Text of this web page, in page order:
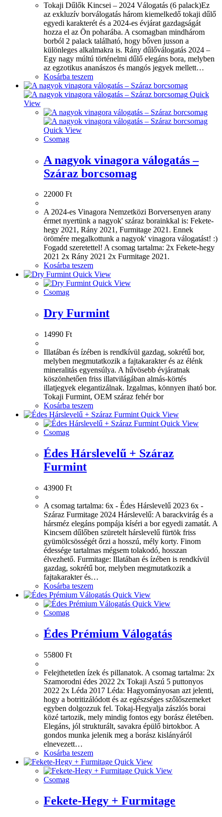
Tokaji Dűlők Kincsei – 2024 Válogatás (6 palack)Ez
az exkluzív borválogatás három kiemelkedő tokaji dűlő
egyedi karakterét és a 2024-es évjárat gazdagságát
hozza el az Ön poharába. A csomagban mindhárom
borból 2 palack található, hogy bőven jusson a
különleges alkalmakra is. Rány dűlőválogatás 2024 –
Egy nagy múltú történelmi dűlő elegáns bora, melyben
az egzotikus ananászos és mangós jegyek mellett…
Kosárba teszem
Quick
View
Quick View
Csomag
A nagyok vinagora válogatás –
Száraz borcsomag
22000 Ft
A 2024-es Vinagora Nemzetközi Borversenyen arany
érmet nyertünk a nagyok' száraz borainkkal is: Fekete-
hegy 2021, Rány 2021, Furmitage 2021. Ennek
örömére megalkottunk a nagyok' vinagora válogatást! :)
Fogadd szeretettel! A csomag tartalma: 2x Fekete-hegy
2021 2x Rány 2021 2x Furmitage 2021.
Kosárba teszem
Quick View
Quick View
Csomag
Dry Furmint
14990 Ft
Illatában és ízében is rendkívül gazdag, sokrétű bor,
melyben megmutatkozik a fajtakarakter és az élénk
mineralitás egyensúlya. A hűvösebb évjáratnak
köszönhetően friss illatvilágában almás-körtés
illatjegyek elegantizálnak. Izgalmas, könnyen iható bor.
Tokaji Furmint, OEM száraz fehér bor
Kosárba teszem
Quick View
Quick View
Csomag
Édes Hárslevelű + Száraz
Furmint
43900 Ft
A csomag tartalma: 6x - Édes Hárslevelű 2023 6x -
Száraz Furmitage 2024 Hárslevelű: A barackvirág és a
hársméz elegáns pompája kíséri a bor egyedi zamatát. A
Kincsem dűlőben szüretelt hárslevelű fürtök friss
gyümölcsösségét őrzi a hosszú, mély korty. Finom
édessége tartalmas mégsem tolakodó, hosszan
élvezhető. Furmitage: Illatában és ízében is rendkívül
gazdag, sokrétű bor, melyben megmutatkozik a
fajtakarakter és…
Kosárba teszem
Quick View
Quick View
Csomag
Édes Prémium Válogatás
55800 Ft
Felejthetetlen ízek és pillanatok. A csomag tartalma: 2x
Szamorodni édes 2022 2x Tokaji Aszú 5 puttonyos
2022 2x Léda 2017 Léda: Hagyományosan azt jelenti,
hogy a botritizálódott és az egészséges szőlőszemeket
egyben dolgozzuk fel. Tokaj-Hegyalja zászlós borai
közé tartozik, mely mindig fontos egy borász életében.
Elegáns, jól strukturált, savakra épülő birtokbor. A
gondos munka jelenik meg a borász kislányáról
elnevezett…
Kosárba teszem
Quick View
Quick View
Csomag
Fekete-Hegy + Furmitage